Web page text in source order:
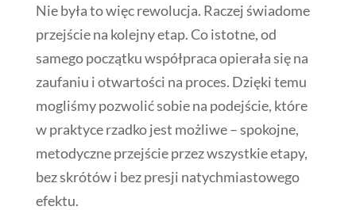
Nie była to więc rewolucja. Raczej świadome
przejście na kolejny etap. Co istotne, od
samego początku współpraca opierała się na
zaufaniu i otwartości na proces. Dzięki temu
mogliśmy pozwolić sobie na podejście, które
w praktyce rzadko jest możliwe – spokojne,
metodyczne przejście przez wszystkie etapy,
bez skrótów i bez presji natychmiastowego
efektu.